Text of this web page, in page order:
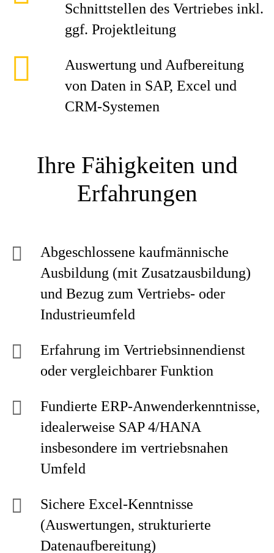
Schnittstellen des Vertriebes inkl.
ggf. Projektleitung
Auswertung und Aufbereitung
von Daten in SAP, Excel und
CRM‑Systemen
Ihre Fähigkeiten und
Erfahrungen
Abgeschlossene kaufmännische
Ausbildung (mit Zusatzausbildung)
und Bezug zum Vertriebs‑ oder
Industrieumfeld
Erfahrung im Vertriebsinnendienst
oder vergleichbarer Funktion
Fundierte ERP‑Anwenderkenntnisse,
idealerweise SAP 4/HANA
insbesondere im vertriebsnahen
Umfeld
Sichere Excel‑Kenntnisse
(Auswertungen, strukturierte
Datenaufbereitung)